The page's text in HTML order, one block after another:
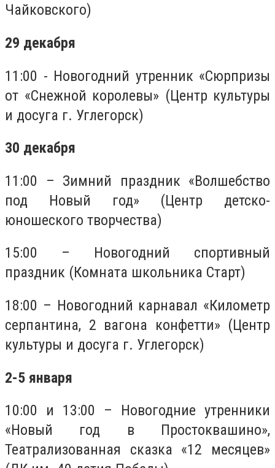
Чайковского)
29 декабря
11:00 - Новогодний утренник «Сюрпризы
от «Снежной королевы» (Центр культуры
и досуга г. Углегорск)
30 декабря
11:00 – Зимний праздник «Волшебство
под Новый год» (Центр детско-
юношеского творчества)
15:00 – Новогодний спортивный
праздник (Комната школьника Старт)
18:00 – Новогодний карнавал «Километр
серпантина, 2 вагона конфетти» (Центр
культуры и досуга г. Углегорск)
2-5 января
10:00 и 13:00 – Новогодние утренники
«Новый год в Простоквашино»,
Театрализованная сказка «12 месяцев»